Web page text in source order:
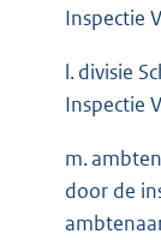
Inspectie
l. divisie
Inspectie
m.
door de